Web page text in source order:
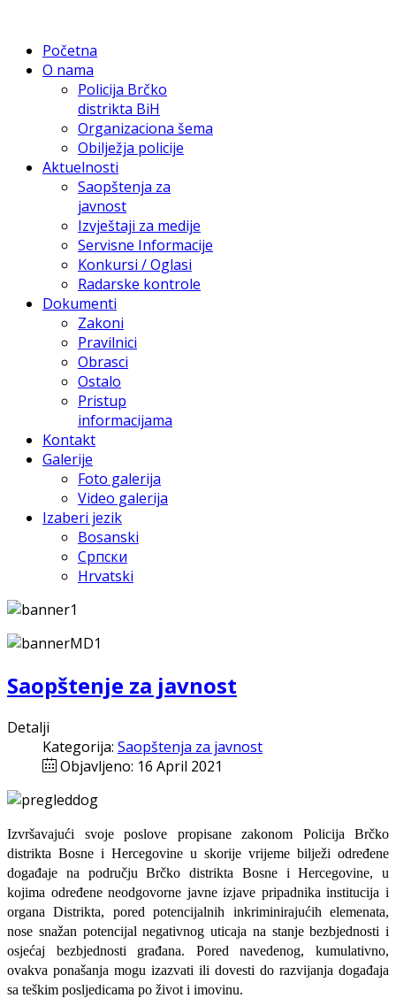
Početna
O nama
Policija Brčko
distrikta BiH
Organizaciona šema
Obilježja policije
Aktuelnosti
Saopštenja za
javnost
Izvještaji za medije
Servisne Informacije
Konkursi / Oglasi
Radarske kontrole
Dokumenti
Zakoni
Pravilnici
Obrasci
Ostalo
Pristup
informacijama
Kontakt
Galerije
Foto galerija
Video galerija
Izaberi jezik
Bosanski
Српски
Hrvatski
Saopštenje za javnost
Detalji
Kategorija: Saopštenja za javnost
Objavljeno: 16 April 2021
Izvršavajući svoje poslove propisane zakonom Policija Brčko
distrikta Bosne i Hercegovine u skorije vrijeme bilježi određene
događaje na području Brčko distrikta Bosne i Hercegovine, u
kojima određene neodgovorne javne izjave pripadnika institucija i
organa Distrikta, pored potencijalnih inkriminirajućih elemenata,
nose snažan potencijal negativnog uticaja na stanje bezbjednosti i
osjećaj bezbjednosti građana. Pored navedenog, kumulativno,
ovakva ponašanja mogu izazvati ili dovesti do razvijanja događaja
sa teškim posljedicama po život i imovinu.